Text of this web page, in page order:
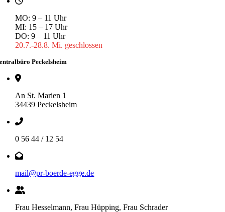
MO: 9 – 11 Uhr
MI: 15 – 17 Uhr
DO: 9 – 11 Uhr
20.7.-28.8. Mi. geschlossen
Peckelsheim
An St. Marien 1
34439 Peckelsheim
0 56 44 / 12 54
mail@pr-boerde-egge.de
Frau Hesselmann, Frau Hüpping, Frau Schrader